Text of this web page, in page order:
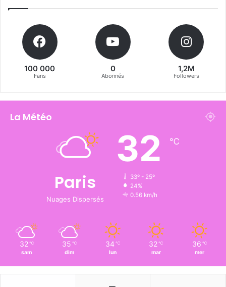
100 000
Fans
0
Abonnés
1,2M
Followers
La Météo
Paris
Nuages Dispersés
32 ℃
33º - 25º
24%
0.56 km/h
32 ℃
sam
35 ℃
dim
34 ℃
lun
32 ℃
mar
36 ℃
mer